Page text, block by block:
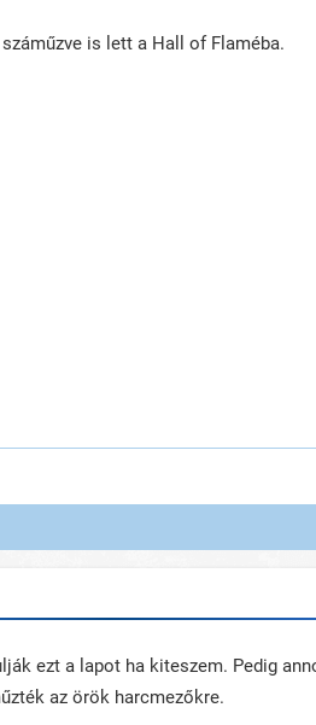
is lett a Hall of Flaméba.
ezt a lapot ha kiteszem. Pedig
az örök harcmezőkre.